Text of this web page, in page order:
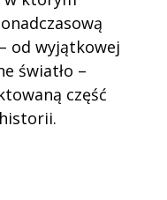
od wyjątkowej
światło –
część